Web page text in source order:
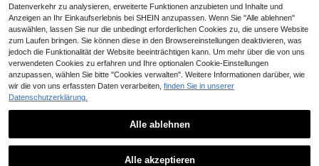
Datenverkehr zu analysieren, erweiterte Funktionen anzubieten und Inhalte und
Anzeigen an Ihr Einkaufserlebnis bei SHEIN anzupassen. Wenn Sie "Alle ablehnen"
auswählen, lassen Sie nur die unbedingt erforderlichen Cookies zu, die unsere Website
zum Laufen bringen. Sie können diese in den Browsereinstellungen deaktivieren, was
jedoch die Funktionalität der Website beeinträchtigen kann. Um mehr über die von uns
verwendeten Cookies zu erfahren und Ihre optionalen Cookie-Einstellungen
anzupassen, wählen Sie bitte "Cookies verwalten". Weitere Informationen darüber, wie
wir die von uns erfassten Daten verarbeiten, finden Sie in unserer
Datenschutzerklärung.
Alle ablehnen
Alle akzeptieren